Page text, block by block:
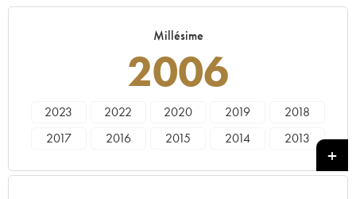
Millésime
2006
2023 2022 2020 2019
2018
2017
2016 2015 2014
2013